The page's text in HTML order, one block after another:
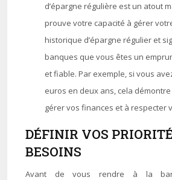
d’épargne régulière est un atout
prouve votre capacité à gérer
historique d’épargne régulier et
banques que vous êtes un
et fiable. Par exemple, si vous
euros en deux ans, cela
gérer vos finances et à respecter
DÉFINIR VOS
BESOINS
Avant de vous rendre à la